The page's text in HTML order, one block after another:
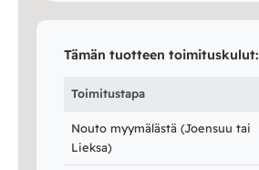
Tämän tuotteen toimituskulut:
Toimitustapa
Nouto myymälästä (Joensuu tai
Lieksa)